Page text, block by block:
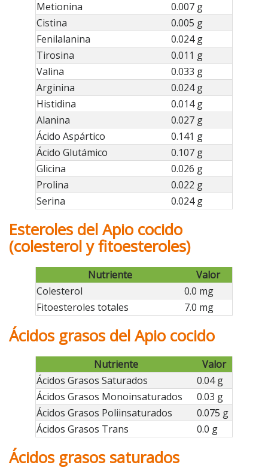
Metionina
0.007 g
Cistina
0.005 g
Fenilalanina
0.024 g
Tirosina
0.011 g
Valina
0.033 g
Arginina
0.024 g
Histidina
0.014 g
Alanina
0.027 g
Ácido Aspártico
0.141 g
Ácido Glutámico
0.107 g
Glicina
0.026 g
Prolina
0.022 g
Serina
0.024 g
Esteroles del Apio cocido
(colesterol y fitoesteroles)
Nutriente
Valor
Colesterol
0.0 mg
Fitoesteroles totales
7.0 mg
Ácidos grasos del Apio cocido
Nutriente
Valor
Ácidos Grasos Saturados
0.04 g
Ácidos Grasos Monoinsaturados
0.03 g
Ácidos Grasos Poliinsaturados
0.075 g
Ácidos Grasos Trans
0.0 g
Ácidos grasos saturados